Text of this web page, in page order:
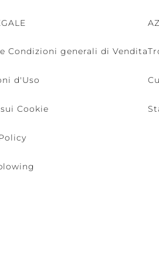
Condizioni generali di Vendita
d'Uso
Cookie